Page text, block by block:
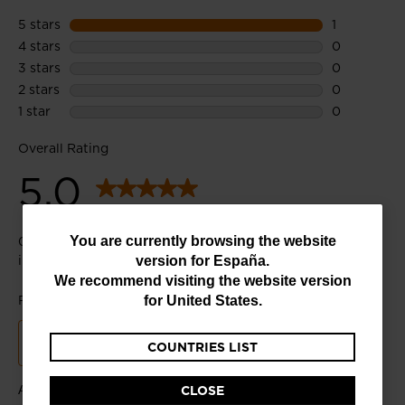
You
are
website
You are currently browsing the website
version for España.
We recommend visiting the website version
for United States.
COUNTRIES LIST
CLOSE